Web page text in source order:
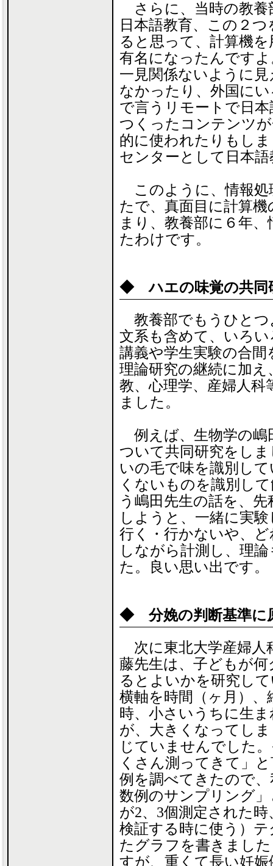
さらに、当時の教養
日本語教育、この２
ると思って、計算機
有名になったんです
一見関係ないように
なかったり、外国に
で言うリモートで日
つくったコンテンツ
的に使われたりもしま
センターとして日本
このように、情報処
たで、真面目に計算
まり、教養部に６年
たわけです。
◆ ハエの味覚の共同
教養部でもうひとつ
文系も含めて、いろ
講義や学生実験の合
理論研究の継続に加え
教、心理学、産婦人
ました。
例えば、生物学の嶋
ついて共同研究をし
いの毛で味を識別し
くないものを識別し
う嶋田先生の話を、
しようと、一緒に実
行く・行かないや、
しながら計測し、理
た。良い思い出です。
◆ 分娩の判断基準に
次に東北大学産婦人
藤先生は、子どもが
るとよいかを研究し
横軸を時間（ヶ月）
時、小さいうちに生
が、大きくなってし
じていませんでした
くさん測ってきて」
例を調べてきたので
数例のサンプリング
が2、3個測定された
検証する時に使う）
たグラフを書きまし
すが、重くて長い妊